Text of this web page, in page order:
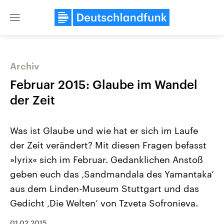
Close
Landtagswahl Sachsen-Anhalt
Alle Informationen
Sachsen-Anhalt wählt am 6.
September 2026 einen neuen
Bundesland von einer Koalition aus
USA
Hintergründe
Wirtschaftlich und
gehören die Vereinigten
Archiv
Februar 2015: Glaube im Wandel
der Zeit
Was ist Glaube und wie hat er sich im Laufe
der Zeit verändert? Mit diesen Fragen befasst
»lyrix« sich im Februar. Gedanklichen Anstoß
geben euch das ‚Sandmandala des Yamantaka‘
aus dem Linden-Museum Stuttgart und das
Gedicht ‚Die Welten‘ von Tzveta Sofronieva.